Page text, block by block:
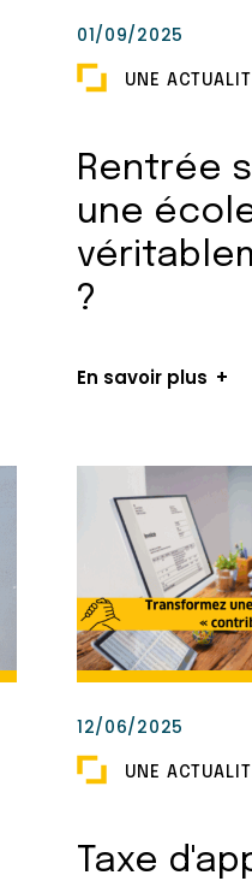
Rentrée
une
?
01/09/2025
UNE
En savoir plus
Taxe
12/06/2025
UNE